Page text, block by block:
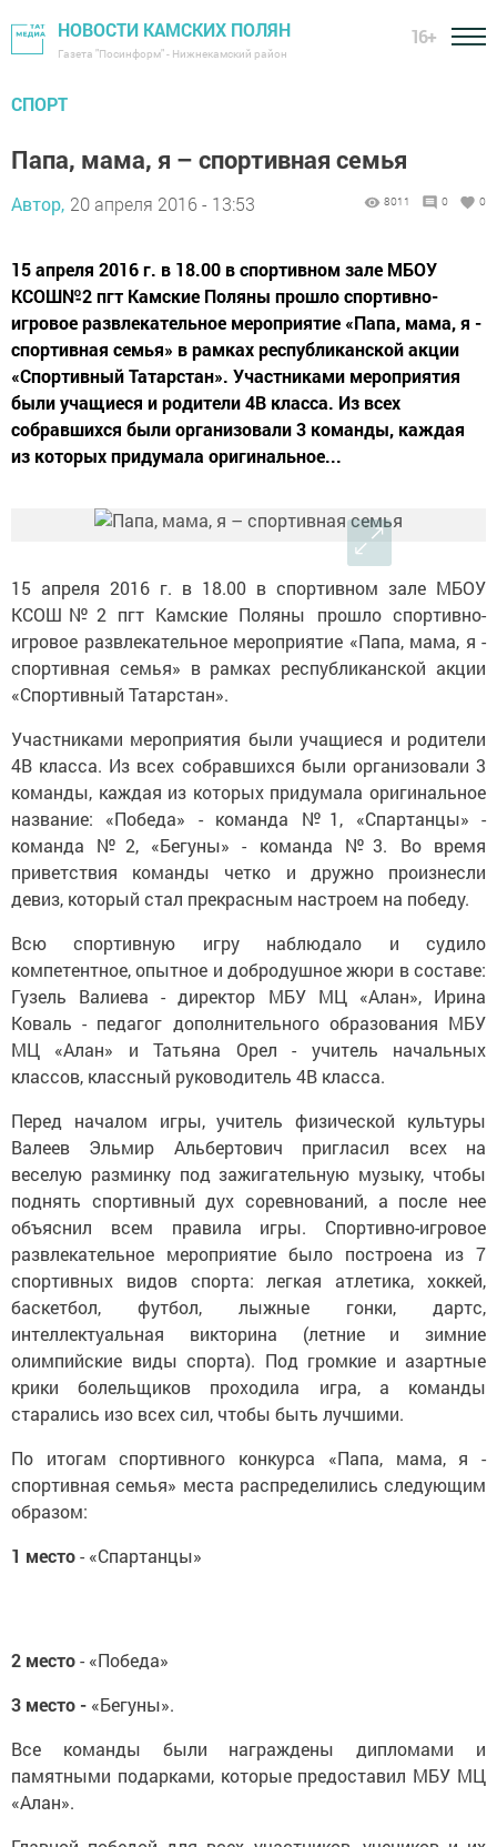
НОВОСТИ КАМСКИХ ПОЛЯН
Газета "Посинформ" - Нижнекамский район
16+
СПОРТ
Папа, мама, я – спортивная семья
Автор, 20 апреля 2016 - 13:53 8011 0 0
15 апреля 2016 г. в 18.00 в спортивном зале МБОУ
КСОШ№2 пгт Камские Поляны прошло спортивно-
игровое развлекательное мероприятие «Папа, мама, я -
спортивная семья» в рамках республиканской акции
«Спортивный Татарстан». Участниками мероприятия
были учащиеся и родители 4В класса. Из всех
собравшихся были организовали 3 команды, каждая
из которых придумала оригинальное...
15 апреля 2016 г. в 18.00 в спортивном зале МБОУ
КСОШ№2 пгт Камские Поляны прошло спортивно-
игровое развлекательное мероприятие «Папа, мама, я -
спортивная семья» в рамках республиканской акции
«Спортивный Татарстан».
Участниками мероприятия были учащиеся и родители
4В класса. Из всех собравшихся были организовали 3
команды, каждая из которых придумала оригинальное
название: «Победа» - команда №1, «Спартанцы» -
команда №2, «Бегуны» - команда №3. Во время
приветствия команды четко и дружно произнесли
девиз, который стал прекрасным настроем на победу.
Всю спортивную игру наблюдало и судило
компетентное, опытное и добродушное жюри в составе:
Гузель Валиева - директор МБУ МЦ «Алан», Ирина
Коваль - педагог дополнительного образования МБУ
МЦ «Алан» и Татьяна Орел - учитель начальных
классов, классный руководитель 4В класса.
Перед началом игры, учитель физической культуры
Валеев Эльмир Альбертович пригласил всех на
веселую разминку под зажигательную музыку, чтобы
поднять спортивный дух соревнований, а после нее
объяснил всем правила игры. Спортивно-игровое
развлекательное мероприятие было построена из 7
спортивных видов спорта: легкая атлетика, хоккей,
баскетбол, футбол, лыжные гонки, дартс,
интеллектуальная викторина (летние и зимние
олимпийские виды спорта). Под громкие и азартные
крики болельщиков проходила игра, а команды
старались изо всех сил, чтобы быть лучшими.
По итогам спортивного конкурса «Папа, мама, я -
спортивная семья» места распределились следующим
образом:
1 место- «Спартанцы»
2 место- «Победа»
3 место - «Бегуны».
Все команды были награждены дипломами и
памятными подарками, которые предоставил МБУ МЦ
«Алан».